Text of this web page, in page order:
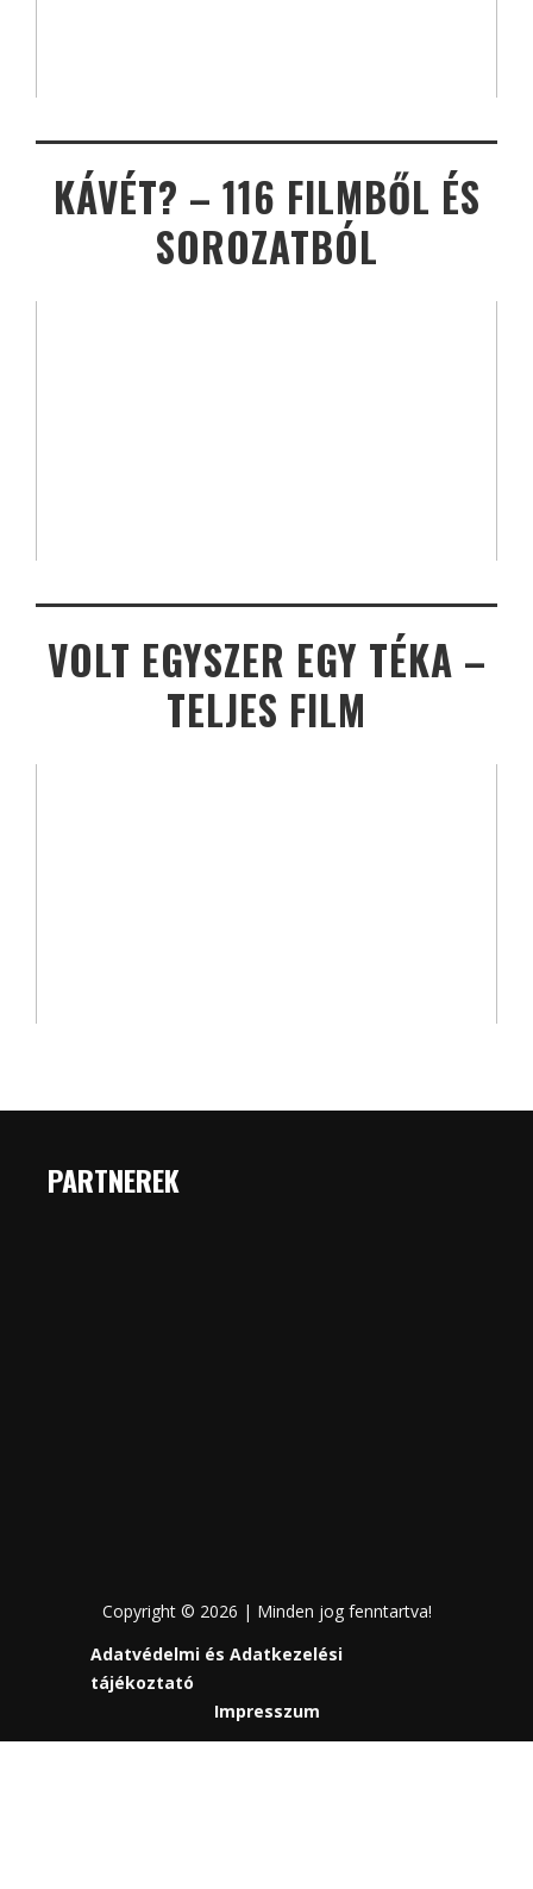
KÁVÉT? – 116 FILMBŐL ÉS
SOROZATBÓL
VOLT EGYSZER EGY TÉKA –
TELJES FILM
PARTNEREK
Copyright © 2026 | Minden jog fenntartva!
Adatvédelmi és Adatkezelési
tájékoztató
Impresszum